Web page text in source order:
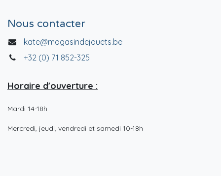
Nous contacter
kate@magasindejouets.be
+32 (0) 71 852-325
Horaire d'ouverture :
Mardi 14-18h
Mercredi, jeudi, vendredi et samedi 10-18h